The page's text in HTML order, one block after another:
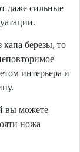
даже сильные
березы, то
интерьера и
вы можете
ножа